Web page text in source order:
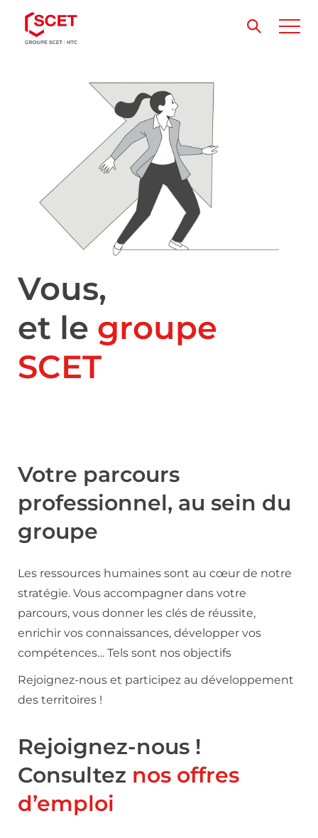
Vous,
et le groupe
SCET
Votre parcours
professionnel, au sein du
groupe
Les ressources humaines sont au cœur de notre
stratégie. Vous accompagner dans votre
parcours, vous donner les clés de réussite,
enrichir vos connaissances, développer vos
compétences… Tels sont nos objectifs
Rejoignez-nous et participez au développement
des territoires !
Rejoignez-nous !
Consultez nos offres
d’emploi